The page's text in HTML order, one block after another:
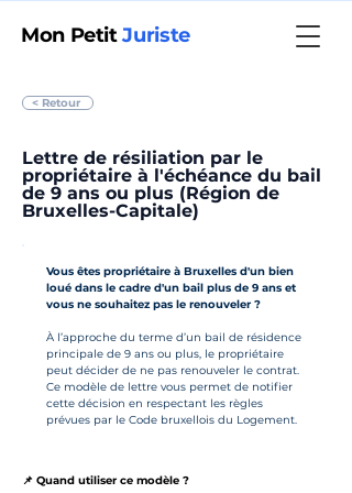
Mon PetitJuriste
< Retour
Lettre de résiliation par le
propriétaire à l'échéance du bail
de 9 ans ou plus (Région de
Bruxelles-Capitale)
Vous êtes propriétaire à Bruxelles d'un bien
loué dans le cadre d'un bail plus de 9 ans et
vous ne souhaitez pas le renouveler ?
À l’approche du terme d’un bail de résidence
principale de 9 ans ou plus, le propriétaire
peut décider de ne pas renouveler le contrat.
Ce modèle de lettre vous permet de notifier
cette décision en respectant les règles
prévues par le Code bruxellois du Logement.
📌 Quand utiliser ce modèle ?